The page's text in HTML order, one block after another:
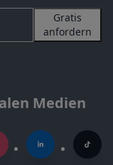
Gratis
anfordern
Medien